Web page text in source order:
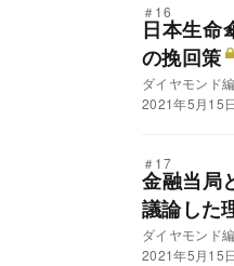
＃16
日本生命
の挽回策
ダイヤモンド
2021年5月15
＃17
金融当局
議論した
ダイヤモンド
2021年5月15